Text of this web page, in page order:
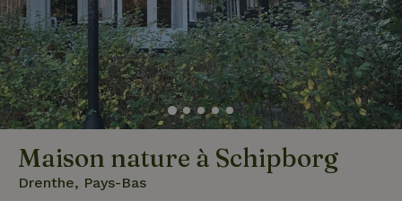
Maison nature à Schipborg
Drenthe, Pays-Bas